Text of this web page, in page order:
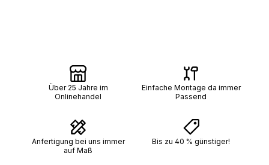
Über 25 Jahre im
Onlinehandel
Einfache Montage da immer
Passend
Anfertigung bei uns immer
auf Maß
Bis zu 40 % günstiger!